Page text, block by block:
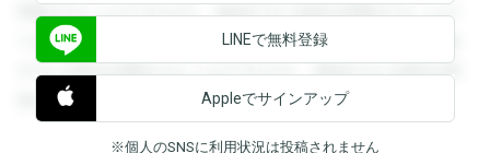
閲覧することができます。登録すると回答を閲覧することが
できます。登録すると回答を閲覧することができます。登録
すると回答を閲覧することができます。登録すると回答を閲
覧することができます。
LINEで無料登録
Appleでサインアップ
※個人のSNSに利用状況は投稿されません